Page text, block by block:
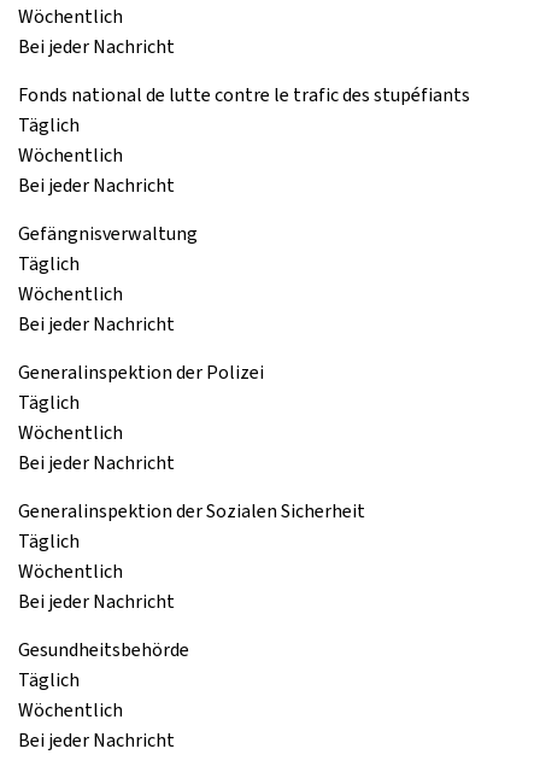
Wöchentlich
Bei jeder Nachricht
Fonds national de lutte contre le trafic des stupéfiants
Täglich
Wöchentlich
Bei jeder Nachricht
Gefängnisverwaltung
Täglich
Wöchentlich
Bei jeder Nachricht
Generalinspektion der Polizei
Täglich
Wöchentlich
Bei jeder Nachricht
Generalinspektion der Sozialen Sicherheit
Täglich
Wöchentlich
Bei jeder Nachricht
Gesundheitsbehörde
Täglich
Wöchentlich
Bei jeder Nachricht